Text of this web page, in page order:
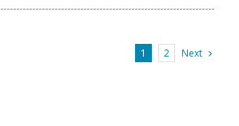
1 2 Next